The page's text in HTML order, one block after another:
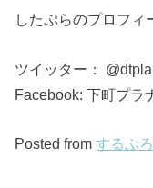
したぷらのプロフィ
ツイッター：
Facebook: 下町プラ
Posted fromするぷ